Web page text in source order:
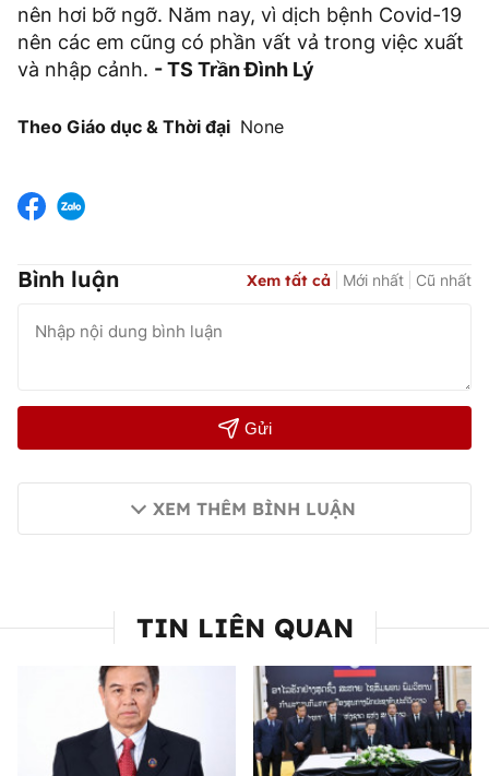
nên hơi bỡ ngỡ. Năm nay, vì dịch bệnh Covid-19
nên các em cũng có phần vất vả trong việc xuất
và nhập cảnh. - TS Trần Đình Lý
Theo Giáo dục & Thời đại None
Bình luận Xem tất cả Mới nhất Cũ nhất
Gửi
XEM THÊM BÌNH LUẬN
TIN LIÊN QUAN